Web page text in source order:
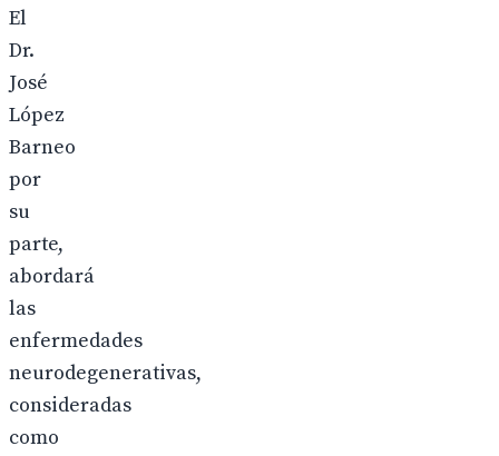
El
Dr.
José
López
Barneo
por
su
parte,
abordará
las
enfermedades
neurodegenerativas,
consideradas
como